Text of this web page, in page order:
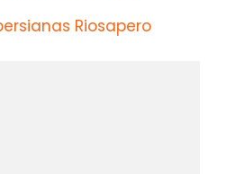
Riosapero